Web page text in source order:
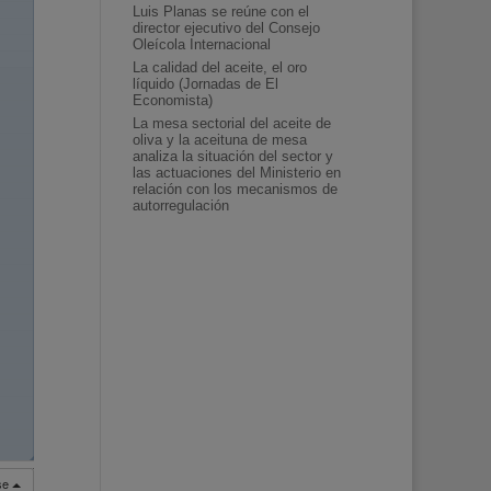
◢
Luis Planas se reúne con el
director ejecutivo del Consejo
Oleícola Internacional
La calidad del aceite, el oro
líquido (Jornadas de El
Economista)
La mesa sectorial del aceite de
oliva y la aceituna de mesa
analiza la situación del sector y
las actuaciones del Ministerio en
relación con los mecanismos de
autorregulación